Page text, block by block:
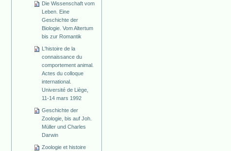
Die Wissenschaft vom
Leben. Eine
Geschichte der
Biologie. Vom Altertum
bis zur Romantik
L'histoire de la
connaissance du
comportement animal.
Actes du colloque
international.
Université de Liège,
11-14 mars 1992
Geschichte der
Zoologie, bis auf Joh.
Müller und Charles
Darwin
Zoologie et histoire